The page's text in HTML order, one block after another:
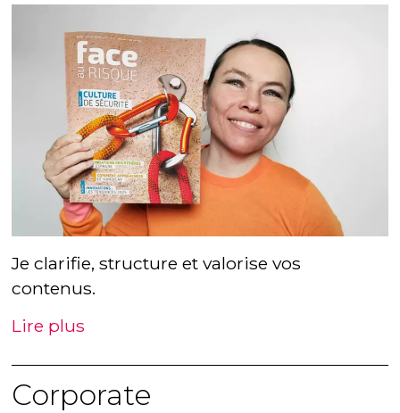
Je clarifie, structure et valorise vos
contenus.
Lire plus
Corporate